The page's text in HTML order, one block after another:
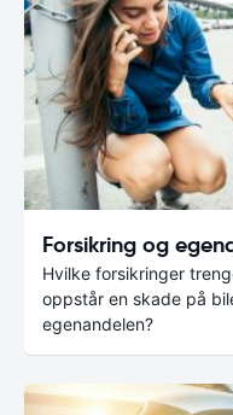
Forsikring og
Hvilke forsikringer
oppstår en skade på
egenandelen?